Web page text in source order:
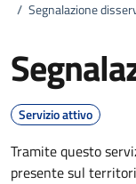
/ Segnalazione
Servizio attivo
Tramite questo
presente sul